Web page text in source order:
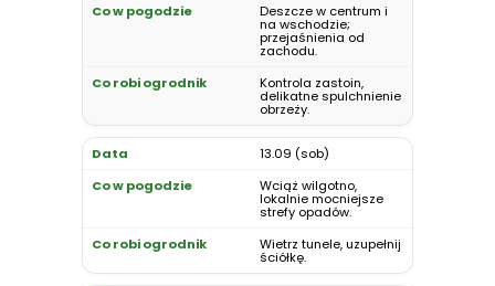
Deszcze w centrum i
na wschodzie;
przejaśnienia od
zachodu.
Kontrola zastoin,
delikatne spulchnienie
obrzeży.
13.09 (sob)
Wciąż wilgotno,
lokalnie mocniejsze
strefy opadów.
Wietrz tunele, uzupełnij
ściółkę.